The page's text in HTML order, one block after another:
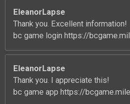
EleanorLapse
Thank you. Excellent information!
bc game login https://
EleanorLapse
Thank you. I appreciate this!
bc game app https://